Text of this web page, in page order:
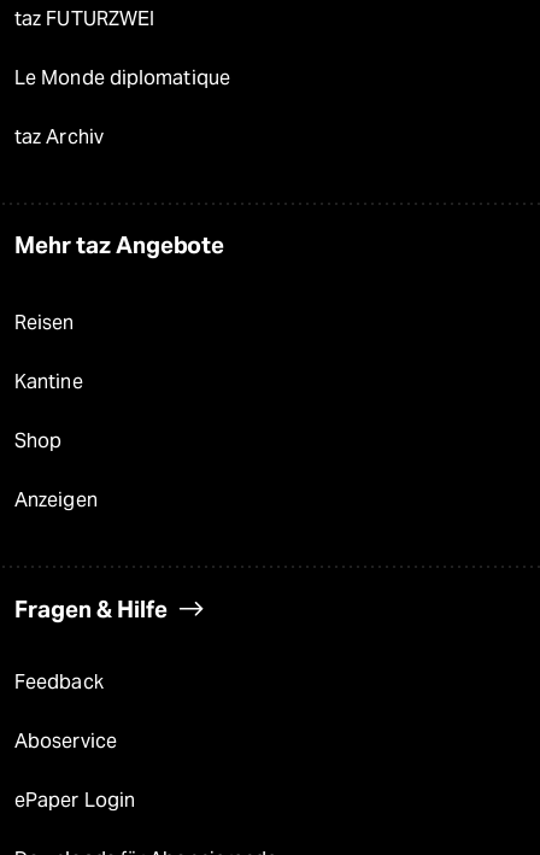
taz FUTURZWEI
Le Monde diplomatique
taz Archiv
Mehr taz Angebote
Reisen
Kantine
Shop
Anzeigen
Fragen & Hilfe
Feedback
Aboservice
ePaper Login